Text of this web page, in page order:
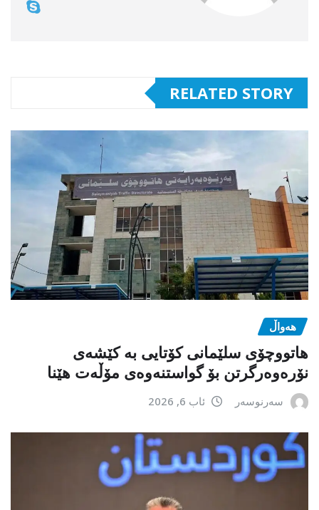
RELATED STORY
هەواڵ
هاتووچۆی سلێمانی کۆتایی بە کێشەی
نۆرەوەرگرتن بۆ گواستنەوەی مۆڵەت هێنا
سەرنوسەر ئاب 6, 2026